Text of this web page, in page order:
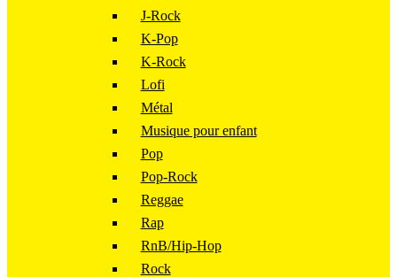
J-Rock
K-Pop
K-Rock
Lofi
Métal
Musique pour enfant
Pop
Pop-Rock
Reggae
Rap
RnB/Hip-Hop
Rock